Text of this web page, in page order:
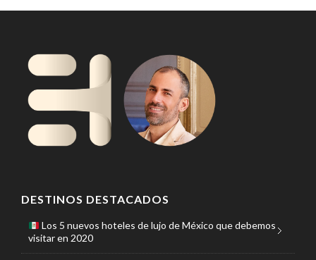
DESTINOS DESTACADOS
Los 5 nuevos hoteles de lujo de México que debemos
visitar en 2020